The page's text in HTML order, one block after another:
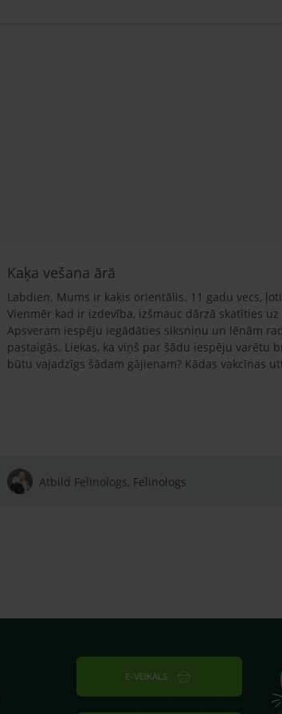
Kaķa vešana ārā
Labdien. Mums ir kaķis orientālis. 11 gadu vecs,
Vienmēr kad ir izdevība, izšmauc dārzā skatīties
Apsveram iespēju iegādāties siksniņu un lēnām
pastaigās. Liekas, ka viņš par šādu iespēju varētu
būtu vajadzīgs šādam gājienam? Kādas vakcīnas
Atbild Felinologs, Felinologs
E-VEIKALS